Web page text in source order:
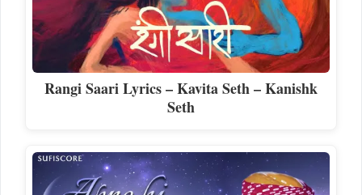
Rangi Saari Lyrics – Kavita Seth – Kanishk
Seth